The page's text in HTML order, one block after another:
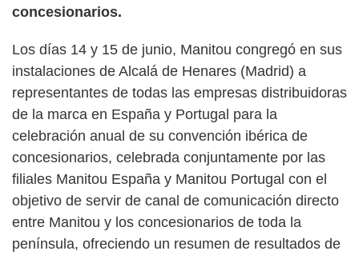
concesionarios.
Los días 14 y 15 de junio, Manitou congregó en sus
instalaciones de Alcalá de Henares (Madrid) a
representantes de todas las empresas distribuidoras
de la marca en España y Portugal para la
celebración anual de su convención ibérica de
concesionarios, celebrada conjuntamente por las
filiales Manitou España y Manitou Portugal con el
objetivo de servir de canal de comunicación directo
entre Manitou y los concesionarios de toda la
península, ofreciendo un resumen de resultados de